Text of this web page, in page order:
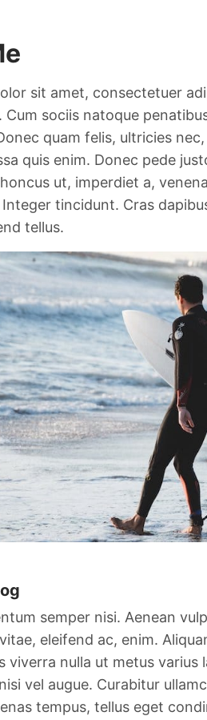
sit amet, consectetuer
Cum sociis natoque
quam felis, ultricies
quis enim. Donec pede
ut, imperdiet a,
tincidunt. Cras
tellus.
semper nisi. Aenean
eleifend ac, enim.
viverra nulla ut metus
vel augue. Curabitur
tempus, tellus eget